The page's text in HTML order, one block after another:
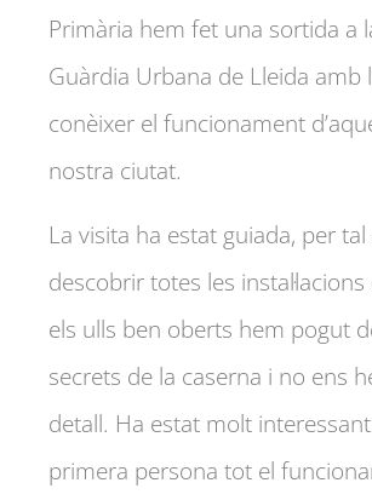
Primària hem fet una sortida a
Guàrdia Urbana de Lleida amb
conèixer el funcionament
nostra ciutat.
La visita ha estat guiada, per
descobrir totes les instal·lacions
els ulls ben oberts hem pogut
secrets de la caserna i no ens
detall. Ha estat molt
primera persona tot el